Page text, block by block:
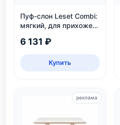
Пуф-слон Leset Combi:
мягкий, для прихожей
серый
6 131 ₽
Купить
реклама